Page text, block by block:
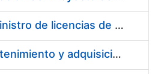
Servicio de suministro de licencias de productos BES12
Servicio de mantenimiento y adquisición de las tapas automáticas HYGOLET instaladas en la FNMT-RCM de Madrid, y el suministro de rollos de plásticos originales